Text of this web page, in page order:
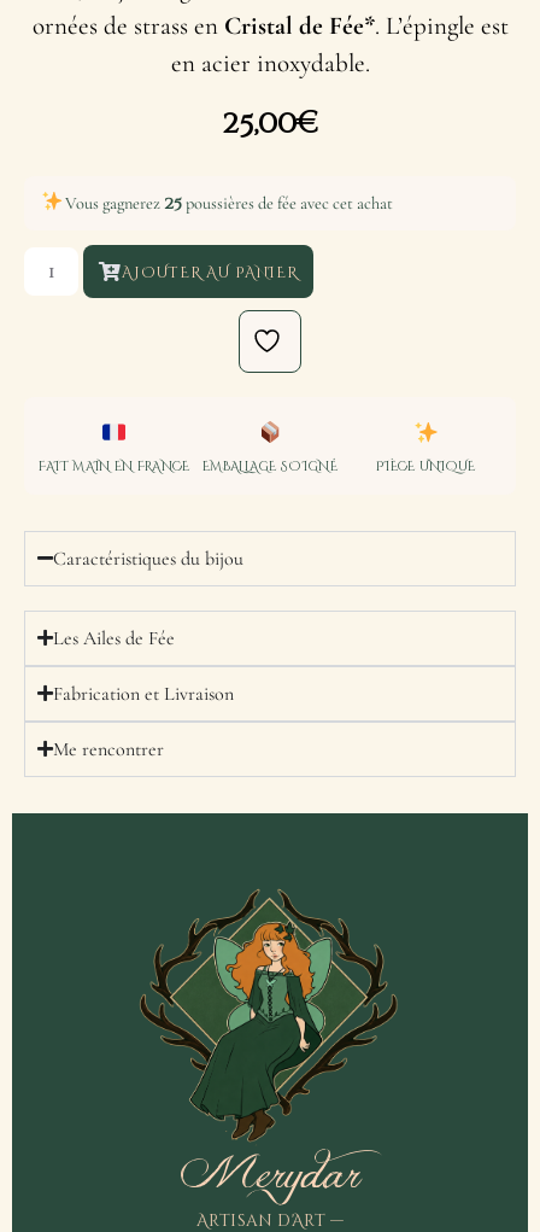
ornées de strass enCristal de Fée*. L’épingle est
en acier inoxydable.
25,00€
Vous gagnerez 25poussières de fée avec cet achat
AJOUTER AU PANIER
FAIT MAIN EN FRANCE EMBALLAGE SOIGNÉ PIÈCE UNIQUE
Caractéristiques du bijou
Les Ailes de Fée
Fabrication et Livraison
Me rencontrer
Merydar
Artisan d'Art —